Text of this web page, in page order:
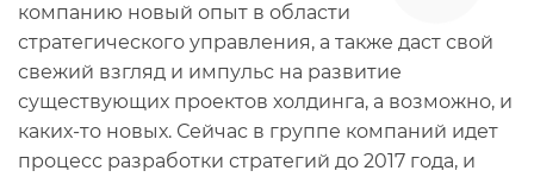
компанию новый опыт в области
стратегического управления, а также даст свой
свежий взгляд и импульс на развитие
существующих проектов холдинга, а возможно, и
каких-то новых. Сейчас в группе компаний идет
процесс разработки стратегий до 2017 года, и